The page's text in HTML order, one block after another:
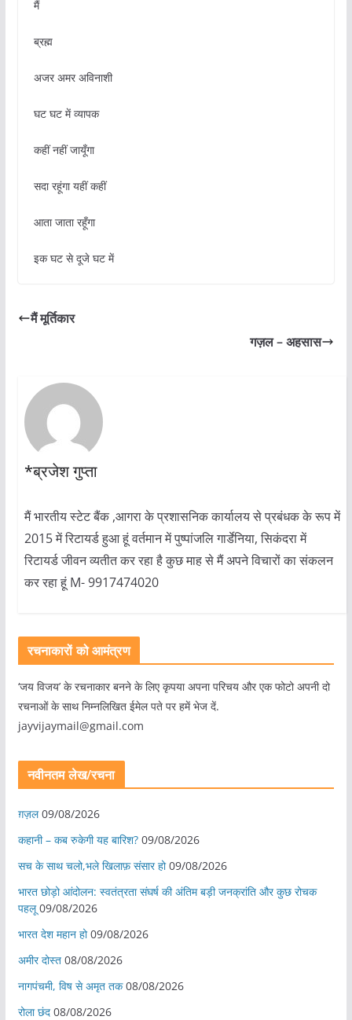
मैं
ब्रह्म
अजर अमर अविनाशी
घट घट में व्यापक
कहीं नहीं जायूँगा
सदा रहूंगा यहीं कहीं
आता जाता रहूँगा
इक घट से दूजे घट में
मैं मूर्तिकार
गज़ल – अहसास
*ब्रजेश गुप्ता
मैं भारतीय स्टेट बैंक ,आगरा के प्रशासनिक कार्यालय से प्रबंधक के रूप में
2015 में रिटायर्ड हुआ हूं वर्तमान में पुष्पांजलि गार्डेनिया, सिकंदरा में
रिटायर्ड जीवन व्यतीत कर रहा है कुछ माह से मैं अपने विचारों का संकलन
कर रहा हूं M- 9917474020
रचनाकारों को आमंत्रण
‘जय विजय’ के रचनाकार बनने के लिए कृपया अपना परिचय और एक फोटो अपनी दो
रचनाओं के साथ निम्नलिखित ईमेल पते पर हमें भेज दें.
jayvijaymail@gmail.com
नवीनतम लेख/रचना
ग़ज़ल 09/08/2026
कहानी – कब रुकेगी यह बारिश? 09/08/2026
सच के साथ चलो,भले खिलाफ़ संसार हो 09/08/2026
भारत छोड़ो आंदोलन: स्वतंत्रता संघर्ष की अंतिम बड़ी जनक्रांति और कुछ रोचक
पहलू 09/08/2026
भारत देश महान हो 09/08/2026
अमीर दोस्त 08/08/2026
नागपंचमी, ​विष से अमृत तक 08/08/2026
रोला छंद 08/08/2026